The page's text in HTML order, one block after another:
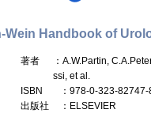
Wein Handbook of
著者
：A.W.Partin,
ssi, et al.
ISBN
：978-0-323-82747-
出版社
：ELSEVIER